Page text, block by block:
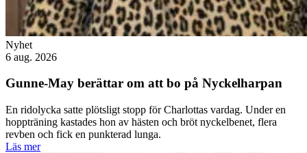
Nyhet
6 aug. 2026
Gunne-May berättar om att bo på Nyckelharpan
En ridolycka satte plötsligt stopp för Charlottas vardag. Under en
hoppträning kastades hon av hästen och bröt nyckelbenet, flera
revben och fick en punkterad lunga.
Läs mer